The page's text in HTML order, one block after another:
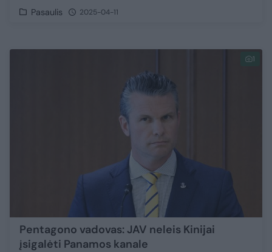
Pasaulis 2025-04-11
1
Pentagono vadovas: JAV neleis Kinijai
įsigalėti Panamos kanale